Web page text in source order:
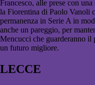
Francesco, alle prese con
la Fiorentina di Paolo Vanoli
permanenza in Serie A in
anche un pareggio, per
Mencucci che guarderanno il
un futuro migliore.
LECCE